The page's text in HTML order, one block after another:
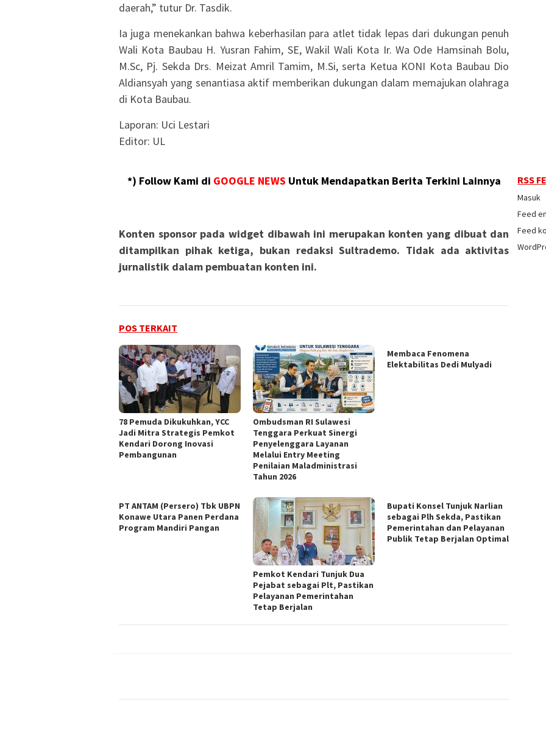
daerah,” tutur Dr. Tasdik.
Ia juga menekankan bahwa keberhasilan para atlet tidak lepas dari dukungan penuh
Wali Kota Baubau H. Yusran Fahim, SE, Wakil Wali Kota Ir. Wa Ode Hamsinah Bolu,
M.Sc, Pj. Sekda Drs. Meizat Amril Tamim, M.Si, serta Ketua KONI Kota Baubau Dio
Aldiansyah yang senantiasa aktif memberikan dukungan dalam memajukan olahraga
di Kota Baubau.
Laporan: Uci Lestari
Editor: UL
*) Follow Kami di GOOGLE NEWS Untuk Mendapatkan Berita Terkini Lainnya
Konten sponsor pada widget dibawah ini merupakan konten yang dibuat dan
ditampilkan pihak ketiga, bukan redaksi Sultrademo. Tidak ada aktivitas
jurnalistik dalam pembuatan konten ini.
POS TERKAIT
78 Pemuda Dikukuhkan, YCC
Jadi Mitra Strategis Pemkot
Kendari Dorong Inovasi
Pembangunan
Ombudsman RI Sulawesi
Tenggara Perkuat Sinergi
Penyelenggara Layanan
Melalui Entry Meeting
Penilaian Maladministrasi
Tahun 2026
Membaca Fenomena
Elektabilitas Dedi Mulyadi
PT ANTAM (Persero) Tbk UBPN
Konawe Utara Panen Perdana
Program Mandiri Pangan
Pemkot Kendari Tunjuk Dua
Pejabat sebagai Plt, Pastikan
Pelayanan Pemerintahan
Tetap Berjalan
Bupati Konsel Tunjuk Narlian
sebagai Plh Sekda, Pastikan
Pemerintahan dan Pelayanan
Publik Tetap Berjalan Optimal
RSS
Masuk
Feed
Feed